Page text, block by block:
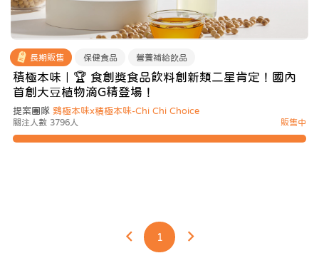
長期販售 保健食品 營養補給飲品
積極本味｜🏆 食創獎食品飲料創新類二星肯定！國內
首創大豆植物滴G精登場！
提案團隊 鷄極本味x積極本味-Chi Chi Choice
關注人數 3796人 販售中
1